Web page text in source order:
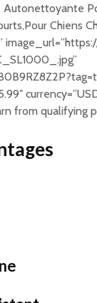
Chiens
from qualifying